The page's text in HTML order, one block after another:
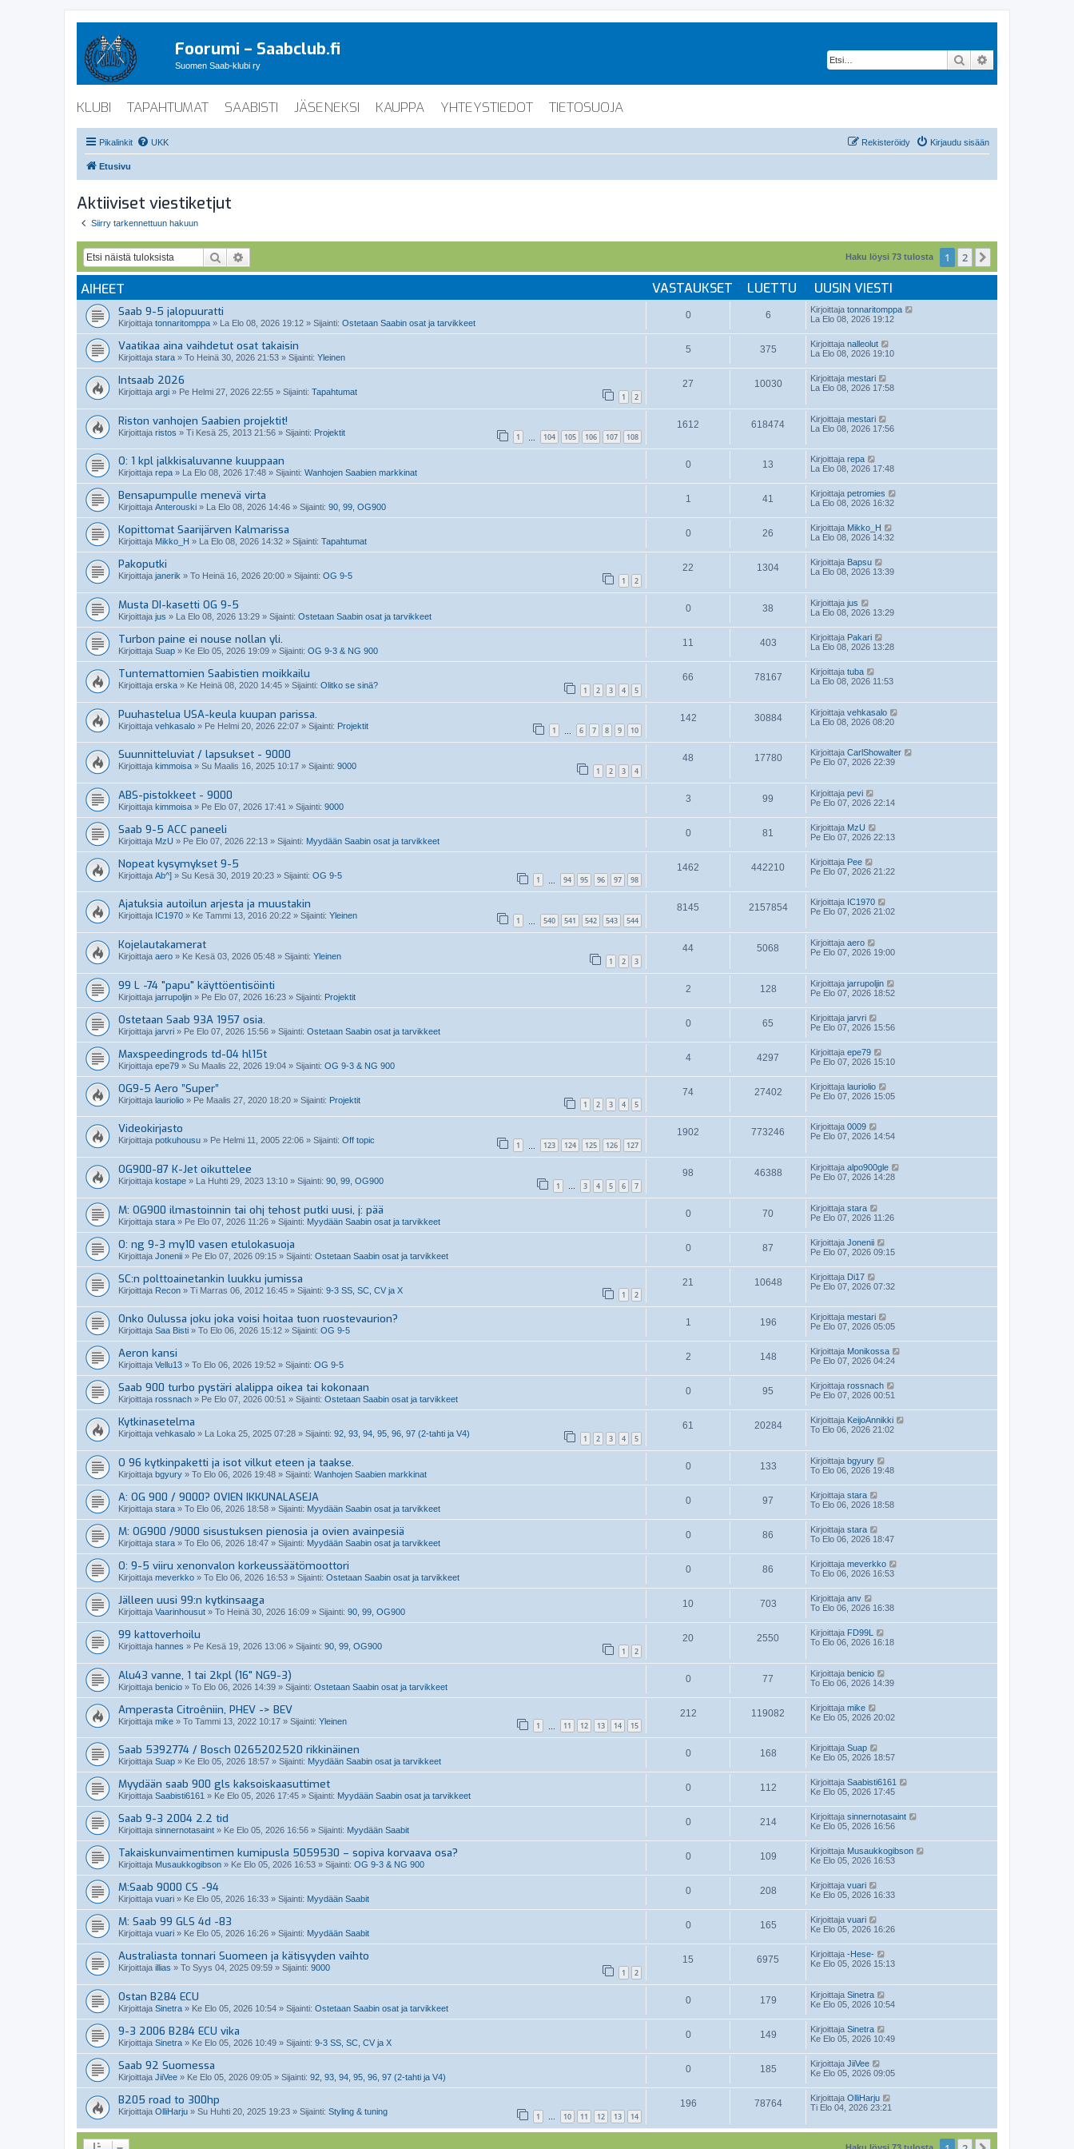
Foorumi – Saabclub.fi
Suomen Saab-klubi ry Etsi
KLUBI TAPAHTUMAT SAABISTI JÄSENEKSI KAUPPA YHTEYSTIEDOT TIETOSUOJA
Pikalinkit UKK Kirjaudu sisään
Rekisteröidy
Etusivu
Aktiiviset viestiketjut
Siirry tarkennettuun hakuun
Etsi Haku löysi 73 tulosta 1 2
AIHEET VASTAUKSET LUETTU UUSIN VIESTI
Saab 9-5 jalopuuratti
Kirjoittaja tonnaritomppa » La Elo 08, 2026 19:12 » Sijainti: Ostetaan Saabin osat ja tarvikkeet
0 6 Kirjoittaja tonnaritomppa
La Elo 08, 2026 19:12
Vaatikaa aina vaihdetut osat takaisin
Kirjoittaja stara » To Heinä 30, 2026 21:53 » Sijainti: Yleinen
5 375 Kirjoittaja nalleolut
La Elo 08, 2026 19:10
Intsaab 2026
Kirjoittaja argi » Pe Helmi 27, 2026 22:55 » Sijainti: Tapahtumat 1 2
27 10030 Kirjoittaja mestari
La Elo 08, 2026 17:58
Riston vanhojen Saabien projektit!
Kirjoittaja ristos » Ti Kesä 25, 2013 21:56 » Sijainti: Projektit 1 104 105 106 107 108
1612 618474 Kirjoittaja mestari
La Elo 08, 2026 17:56
O: 1 kpl jalkkisaluvanne kuuppaan
Kirjoittaja repa » La Elo 08, 2026 17:48 » Sijainti: Wanhojen Saabien markkinat
0 13 Kirjoittaja repa
La Elo 08, 2026 17:48
Bensapumpulle menevä virta
Kirjoittaja Anterouski » La Elo 08, 2026 14:46 » Sijainti: 90, 99, OG900
1 41 Kirjoittaja petromies
La Elo 08, 2026 16:32
Kopittomat Saarijärven Kalmarissa
Kirjoittaja Mikko_H » La Elo 08, 2026 14:32 » Sijainti: Tapahtumat
0 26 Kirjoittaja Mikko_H
La Elo 08, 2026 14:32
Pakoputki
Kirjoittaja janerik » To Heinä 16, 2026 20:00 » Sijainti: OG 9-5 1 2
22 1304 Kirjoittaja Bapsu
La Elo 08, 2026 13:39
Musta DI-kasetti OG 9-5
Kirjoittaja jus » La Elo 08, 2026 13:29 » Sijainti: Ostetaan Saabin osat ja tarvikkeet
0 38 Kirjoittaja jus
La Elo 08, 2026 13:29
Turbon paine ei nouse nollan yli.
Kirjoittaja Suap » Ke Elo 05, 2026 19:09 » Sijainti: OG 9-3 & NG 900
11 403 Kirjoittaja Pakari
La Elo 08, 2026 13:28
Tuntemattomien Saabistien moikkailu
Kirjoittaja erska » Ke Heinä 08, 2020 14:45 » Sijainti: Olitko se sinä? 1 2 3 4 5
66 78167 Kirjoittaja tuba
La Elo 08, 2026 11:53
Puuhastelua USA-keula kuupan parissa.
Kirjoittaja vehkasalo » Pe Helmi 20, 2026 22:07 » Sijainti: Projektit 1 6 7 8 9 10
142 30884 Kirjoittaja vehkasalo
La Elo 08, 2026 08:20
Suunnitteluviat / lapsukset - 9000
Kirjoittaja kimmoisa » Su Maalis 16, 2025 10:17 » Sijainti: 9000 1 2 3 4
48 17780 Kirjoittaja CarlShowalter
Pe Elo 07, 2026 22:39
ABS-pistokkeet - 9000
Kirjoittaja kimmoisa » Pe Elo 07, 2026 17:41 » Sijainti: 9000
3 99 Kirjoittaja pevi
Pe Elo 07, 2026 22:14
Saab 9-5 ACC paneeli
Kirjoittaja MzU » Pe Elo 07, 2026 22:13 » Sijainti: Myydään Saabin osat ja tarvikkeet
0 81 Kirjoittaja MzU
Pe Elo 07, 2026 22:13
Nopeat kysymykset 9-5
Kirjoittaja Ab^] » Su Kesä 30, 2019 20:23 » Sijainti: OG 9-5 1 94 95 96 97 98
1462 442210 Kirjoittaja Pee
Pe Elo 07, 2026 21:22
Ajatuksia autoilun arjesta ja muustakin
Kirjoittaja IC1970 » Ke Tammi 13, 2016 20:22 » Sijainti: Yleinen 1 540 541 542 543 544
8145 2157854 Kirjoittaja IC1970
Pe Elo 07, 2026 21:02
Kojelautakamerat
Kirjoittaja aero » Ke Kesä 03, 2026 05:48 » Sijainti: Yleinen 1 2 3
44 5068 Kirjoittaja aero
Pe Elo 07, 2026 19:00
99 L -74 "papu" käyttöentisöinti
Kirjoittaja jarrupoljin » Pe Elo 07, 2026 16:23 » Sijainti: Projektit
2 128 Kirjoittaja jarrupoljin
Pe Elo 07, 2026 18:52
Ostetaan Saab 93A 1957 osia.
Kirjoittaja jarvri » Pe Elo 07, 2026 15:56 » Sijainti: Ostetaan Saabin osat ja tarvikkeet
0 65 Kirjoittaja jarvri
Pe Elo 07, 2026 15:56
Maxspeedingrods td-04 hl15t
Kirjoittaja epe79 » Su Maalis 22, 2026 19:04 » Sijainti: OG 9-3 & NG 900
4 4297 Kirjoittaja epe79
Pe Elo 07, 2026 15:10
OG9-5 Aero ”Super”
Kirjoittaja lauriolio » Pe Maalis 27, 2020 18:20 » Sijainti: Projektit 1 2 3 4 5
74 27402 Kirjoittaja lauriolio
Pe Elo 07, 2026 15:05
Videokirjasto
Kirjoittaja potkuhousu » Pe Helmi 11, 2005 22:06 » Sijainti: Off topic 1 123 124 125 126 127
1902 773246 Kirjoittaja 0009
Pe Elo 07, 2026 14:54
OG900-87 K-Jet oikuttelee
Kirjoittaja kostape » La Huhti 29, 2023 13:10 » Sijainti: 90, 99, OG900 1 … 3 4 5 6 7
98 46388 Kirjoittaja alpo900gle
Pe Elo 07, 2026 14:28
M: OG900 ilmastoinnin tai ohj tehost putki uusi, j: pää
Kirjoittaja stara » Pe Elo 07, 2026 11:26 » Sijainti: Myydään Saabin osat ja tarvikkeet
0 70 Kirjoittaja stara
Pe Elo 07, 2026 11:26
O: ng 9-3 my10 vasen etulokasuoja
Kirjoittaja Jonenii » Pe Elo 07, 2026 09:15 » Sijainti: Ostetaan Saabin osat ja tarvikkeet
0 87 Kirjoittaja Jonenii
Pe Elo 07, 2026 09:15
SC:n polttoainetankin luukku jumissa
Kirjoittaja Recon » Ti Marras 06, 2012 16:45 » Sijainti: 9-3 SS, SC, CV ja X 1 2
21 10648 Kirjoittaja Di17
Pe Elo 07, 2026 07:32
Onko Oulussa joku joka voisi hoitaa tuon ruostevaurion?
Kirjoittaja Saa Bisti » To Elo 06, 2026 15:12 » Sijainti: OG 9-5
1 196 Kirjoittaja mestari
Pe Elo 07, 2026 05:05
Aeron kansi
Kirjoittaja Vellu13 » To Elo 06, 2026 19:52 » Sijainti: OG 9-5
2 148 Kirjoittaja Monikossa
Pe Elo 07, 2026 04:24
Saab 900 turbo pystäri alalippa oikea tai kokonaan
Kirjoittaja rossnach » Pe Elo 07, 2026 00:51 » Sijainti: Ostetaan Saabin osat ja tarvikkeet
0 95 Kirjoittaja rossnach
Pe Elo 07, 2026 00:51
Kytkinasetelma
Kirjoittaja vehkasalo » La Loka 25, 2025 07:28 » Sijainti: 92, 93, 94, 95, 96, 97 (2-tahti ja V4) 1 2 3 4 5
61 20284 Kirjoittaja KeijoAnnikki
To Elo 06, 2026 21:02
O 96 kytkinpaketti ja isot vilkut eteen ja taakse.
Kirjoittaja bgyury » To Elo 06, 2026 19:48 » Sijainti: Wanhojen Saabien markkinat
0 133 Kirjoittaja bgyury
To Elo 06, 2026 19:48
A: OG 900 / 9000? OVIEN IKKUNALASEJA
Kirjoittaja stara » To Elo 06, 2026 18:58 » Sijainti: Myydään Saabin osat ja tarvikkeet
0 97 Kirjoittaja stara
To Elo 06, 2026 18:58
M: OG900 /9000 sisustuksen pienosia ja ovien avainpesiä
Kirjoittaja stara » To Elo 06, 2026 18:47 » Sijainti: Myydään Saabin osat ja tarvikkeet
0 86 Kirjoittaja stara
To Elo 06, 2026 18:47
O: 9-5 viiru xenonvalon korkeussäätömoottori
Kirjoittaja meverkko » To Elo 06, 2026 16:53 » Sijainti: Ostetaan Saabin osat ja tarvikkeet
0 86 Kirjoittaja meverkko
To Elo 06, 2026 16:53
Jälleen uusi 99:n kytkinsaaga
Kirjoittaja Vaarinhousut » To Heinä 30, 2026 16:09 » Sijainti: 90, 99, OG900
10 703 Kirjoittaja anv
To Elo 06, 2026 16:38
99 kattoverhoilu
Kirjoittaja hannes » Pe Kesä 19, 2026 13:06 » Sijainti: 90, 99, OG900 1 2
20 2550 Kirjoittaja FD99L
To Elo 06, 2026 16:18
Alu43 vanne, 1 tai 2kpl (16" NG9-3)
Kirjoittaja benicio » To Elo 06, 2026 14:39 » Sijainti: Ostetaan Saabin osat ja tarvikkeet
0 77 Kirjoittaja benicio
To Elo 06, 2026 14:39
Amperasta Citroêniin, PHEV -> BEV
Kirjoittaja mike » To Tammi 13, 2022 10:17 » Sijainti: Yleinen 1 11 12 13 14 15
212 119082 Kirjoittaja mike
Ke Elo 05, 2026 20:02
Saab 5392774 / Bosch 0265202520 rikkinäinen
Kirjoittaja Suap » Ke Elo 05, 2026 18:57 » Sijainti: Myydään Saabin osat ja tarvikkeet
0 168 Kirjoittaja Suap
Ke Elo 05, 2026 18:57
Myydään saab 900 gls kaksoiskaasuttimet
Kirjoittaja Saabisti6161 » Ke Elo 05, 2026 17:45 » Sijainti: Myydään Saabin osat ja tarvikkeet
0 112 Kirjoittaja Saabisti6161
Ke Elo 05, 2026 17:45
Saab 9-3 2004 2.2 tid
Kirjoittaja sinnernotasaint » Ke Elo 05, 2026 16:56 » Sijainti: Myydään Saabit
0 214 Kirjoittaja sinnernotasaint
Ke Elo 05, 2026 16:56
Takaiskunvaimentimen kumipusla 5059530 – sopiva korvaava osa?
Kirjoittaja Musaukkogibson » Ke Elo 05, 2026 16:53 » Sijainti: OG 9-3 & NG 900
0 109 Kirjoittaja Musaukkogibson
Ke Elo 05, 2026 16:53
M:Saab 9000 CS -94
Kirjoittaja vuari » Ke Elo 05, 2026 16:33 » Sijainti: Myydään Saabit
0 208 Kirjoittaja vuari
Ke Elo 05, 2026 16:33
M: Saab 99 GLS 4d -83
Kirjoittaja vuari » Ke Elo 05, 2026 16:26 » Sijainti: Myydään Saabit
0 165 Kirjoittaja vuari
Ke Elo 05, 2026 16:26
Australiasta tonnari Suomeen ja kätisyyden vaihto
Kirjoittaja illias » To Syys 04, 2025 09:59 » Sijainti: 9000 1 2
15 6975 Kirjoittaja -Hese-
Ke Elo 05, 2026 15:13
Ostan B284 ECU
Kirjoittaja Sinetra » Ke Elo 05, 2026 10:54 » Sijainti: Ostetaan Saabin osat ja tarvikkeet
0 179 Kirjoittaja Sinetra
Ke Elo 05, 2026 10:54
9-3 2006 B284 ECU vika
Kirjoittaja Sinetra » Ke Elo 05, 2026 10:49 » Sijainti: 9-3 SS, SC, CV ja X
0 149 Kirjoittaja Sinetra
Ke Elo 05, 2026 10:49
Saab 92 Suomessa
Kirjoittaja JiiVee » Ke Elo 05, 2026 09:05 » Sijainti: 92, 93, 94, 95, 96, 97 (2-tahti ja V4)
0 185 Kirjoittaja JiiVee
Ke Elo 05, 2026 09:05
B205 road to 300hp
Kirjoittaja OlliHarju » Su Huhti 20, 2025 19:23 » Sijainti: Styling & tuning 1 10 11 12 13 14
196 78764 Kirjoittaja OlliHarju
Ti Elo 04, 2026 23:21
Haku löysi 73 tulosta